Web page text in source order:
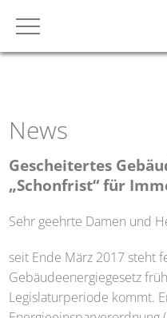
News
Gescheitertes
„Schonfrist“ für
Sehr geehrte Damen und
seit Ende März 2017 steht
Gebäudeenergiegesetz
Legislaturperiode kommt.